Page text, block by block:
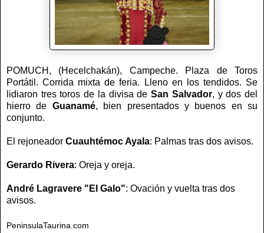
POMUCH, (Hecelchakán), Campeche. Plaza de Toros
Portátil. Corrida mixta de feria. Lleno en los tendidos. Se
lidiaron tres toros de la divisa deSan Salvador, y dos del
hierro de Guanamé, bien presentados y buenos en su
conjunto.
El rejoneador Cuauhtémoc Ayala: Palmas tras dos avisos.
Gerardo Rivera: Oreja y oreja.
André Lagravere "El Galo": Ovación y vuelta tras dos
avisos.
PeninsulaTaurina.com